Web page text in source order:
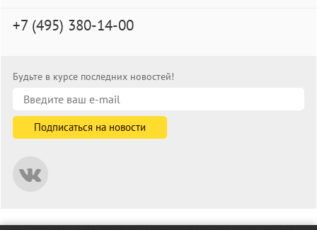
+7 (495) 380-14-00
Будьте в курсе последних новостей!